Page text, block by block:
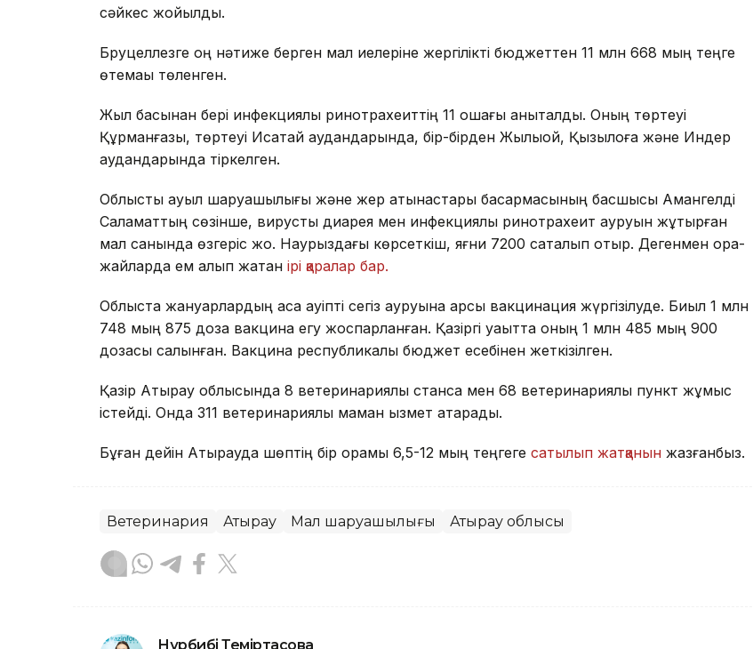
сәйкес жойылды.
Бруцеллезге оң нәтиже берген мал иелеріне жергілікті бюджеттен 11 млн 668 мың теңге
өтемақы төленген.
Жыл басынан бері инфекциялық ринотрахеиттің 11 ошағы анықталды. Оның төртеуі
Құрманғазы, төртеуі Исатай аудандарында, бір-бірден Жылыой, Қызылқоға және Индер
аудандарында тіркелген.
Облыстық ауыл шаруашылығы және жер қатынастары басқармасының басшысы Амангелді
Саламаттың сөзінше, вирустық диарея мен инфекциялық ринотрахеит ауруын жұқтырған
мал санында өзгеріс жоқ. Наурыздағы көрсеткіш, яғни 7200 сақталып отыр. Дегенмен қора-
жайларда ем алып жатқан ірі қаралар бар.
Облыста жануарлардың аса қауіпті сегіз ауруына қарсы вакцинация жүргізілуде. Биыл 1 млн
748 мың 875 доза вакцина егу жоспарланған. Қазіргі уақытта оның 1 млн 485 мың 900
дозасы салынған. Вакцина республикалық бюджет есебінен жеткізілген.
Қазір Атырау облысында 8 ветеринариялық станса мен 68 ветеринариялық пункт жұмыс
істейді. Онда 311 ветеринариялық маман қызмет атқарады.
Бұған дейін Атырауда шөптің бір орамы 6,5-12 мың теңгеге сатылып жатқанын жазғанбыз.
Ветеринария Атырау Мал шаруашылығы Атырау облысы
Нұрбибі Теміртасова